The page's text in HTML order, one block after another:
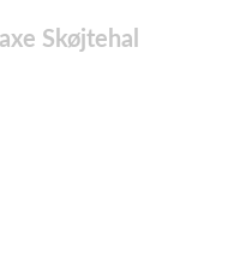
Skøjtehal